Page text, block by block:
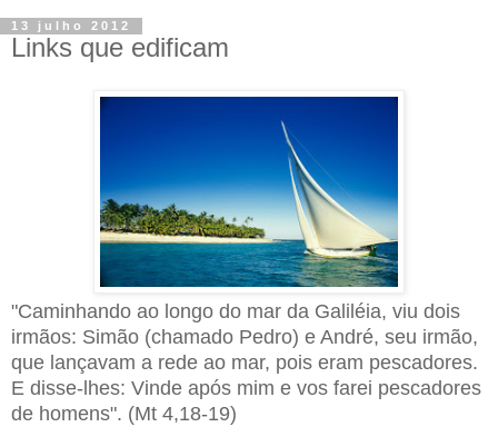
13 julho 2012
Links que edificam
"Caminhando ao longo do mar da Galiléia, viu dois
irmãos: Simão (chamado Pedro) e André, seu irmão,
que lançavam a rede ao mar, pois eram pescadores.
E disse-lhes: Vinde após mim e vos farei pescadores
de homens". (Mt 4,18-19)